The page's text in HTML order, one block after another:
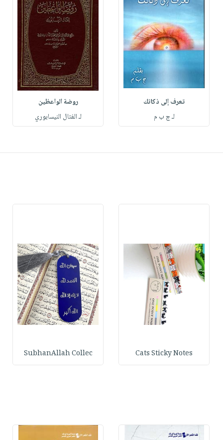
تعرف إلى ذكائك
لـ ج ب م
روضة الواعظين
لـ الفتال النيسابوري
Cats Sticky Notes
SubhanAllah Collec